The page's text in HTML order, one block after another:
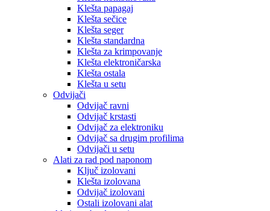
Klešta papagaj
Klešta sečice
Klešta seger
Klešta standardna
Klešta za krimpovanje
Klešta elektroničarska
Klešta ostala
Klešta u setu
Odvijači
Odvijač ravni
Odvijač krstasti
Odvijač za elektroniku
Odvijač sa drugim profilima
Odvijači u setu
Alati za rad pod naponom
Ključ izolovani
Klešta izolovana
Odvijač izolovani
Ostali izolovani alat